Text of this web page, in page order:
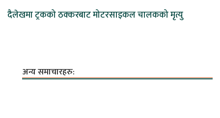
दैलेखमा ट्रकको ठक्करबाट मोटरसाइकल चालकको मृत्यु
अन्य समाचारहरु: